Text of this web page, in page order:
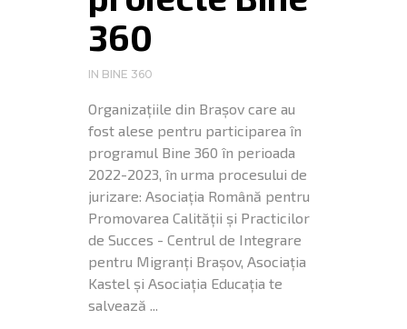
360
IN BINE 360
Organizațiile din Brașov care au
fost alese pentru participarea în
programul Bine 360 în perioada
2022-2023, în urma procesului de
jurizare: Asociația Română pentru
Promovarea Calității și Practicilor
de Succes - Centrul de Integrare
pentru Migranți Brașov, Asociația
Kastel și Asociația Educația te
salvează ...